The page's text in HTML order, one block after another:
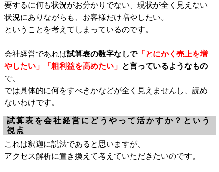
要するに何も状況がお分かりでない、現状が全く見えない
状況にありながらも、お客様だけ増やしたい。
ということを考えてしまっているのです。
会社経営であれば試算表の数字なしで「とにかく売上を増
やしたい」「粗利益を高めたい」 と言っているようなもの
で、
では具体的に何をすべきかなどが全く見えませんし、読め
ないわけです。
試算表を会社経営にどうやって活かすか？という
視点
これは釈迦に説法であると思いますが、
アクセス解析に置き換えて考えていただきたいのです。